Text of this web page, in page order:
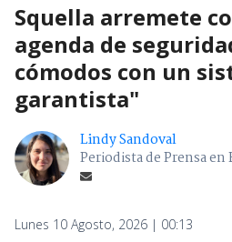
Squella arremete
agenda de
cómodos con un
garantista"
Lindy Sandoval
Periodista de Prensa
Lunes 10 Agosto, 2026 | 00:13